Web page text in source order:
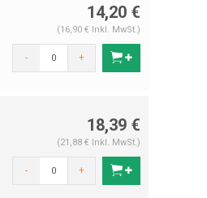
14,20 €
(16,90 € Inkl. MwSt.)
- +
18,39 €
(21,88 € Inkl. MwSt.)
- +